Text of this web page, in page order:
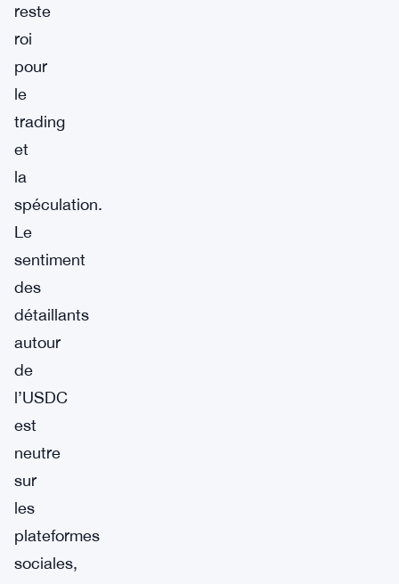
reste
roi
pour
le
trading
et
la
spéculation.
Le
sentiment
des
détaillants
autour
de
l’USDC
est
neutre
sur
les
plateformes
sociales,